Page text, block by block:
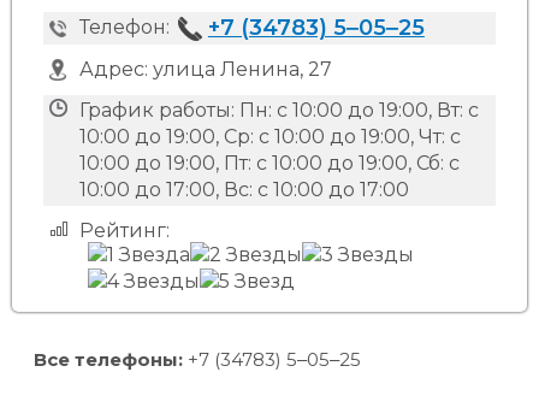
Телефон: +7 (34783) 5‒05‒25
Адрес: улица Ленина, 27
График работы: Пн: с 10:00 до 19:00, Вт: с
10:00 до 19:00, Ср: с 10:00 до 19:00, Чт: с
10:00 до 19:00, Пт: с 10:00 до 19:00, Сб: с
10:00 до 17:00, Вс: с 10:00 до 17:00
Рейтинг:
Все телефоны: +7 (34783) 5‒05‒25